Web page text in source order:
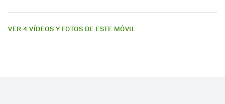
VER 4 VÍDEOS Y FOTOS DE ESTE MÓVIL